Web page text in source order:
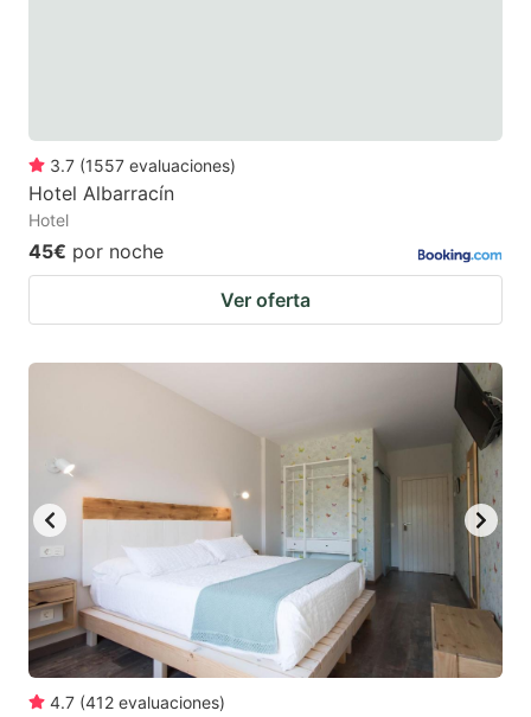
keyboard
shortcuts
for
changing
dates.
keyboard
dates.
3.7 (1557 evaluaciones)
Hotel Albarracín
Hotel
45€ por noche
Ver oferta
4.7 (412 evaluaciones)